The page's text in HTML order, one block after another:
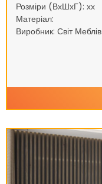
Розміри (ВхШхГ): хх
Матеріал:
Виробник: Світ Меблів